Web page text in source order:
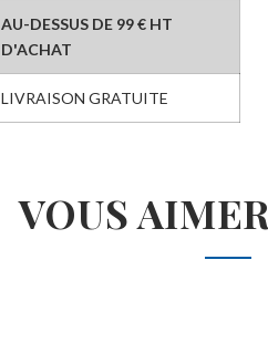
AU-DESSUS DE 99 € HT
D'ACHAT
LIVRAISON GRATUITE
VOUS